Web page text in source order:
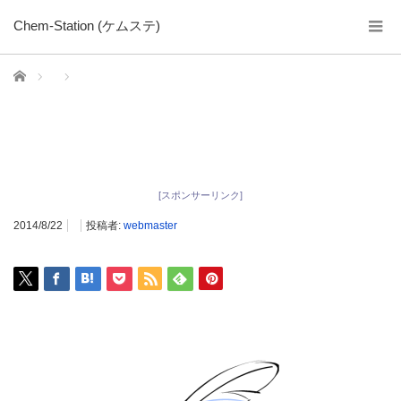
Chem-Station (ケムステ)
ホーム
[スポンサーリンク]
2014/8/22 投稿者: webmaster